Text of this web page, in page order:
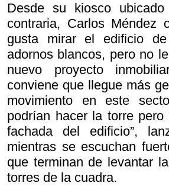
Desde su kiosco
contraria, Carlos Méndez
gusta mirar el edificio
adornos blancos, pero no
nuevo proyecto
conviene que llegue más
movimiento en este
podrían hacer la torre pero
fachada del edificio”,
mientras se escuchan
que terminan de levantar
torres de la cuadra.